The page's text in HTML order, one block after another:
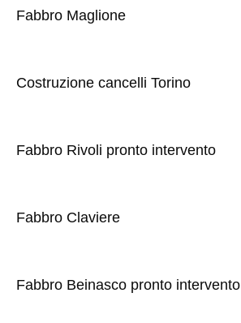
Fabbro Maglione
Costruzione cancelli Torino
Fabbro Rivoli pronto intervento
Fabbro Claviere
Fabbro Beinasco pronto intervento